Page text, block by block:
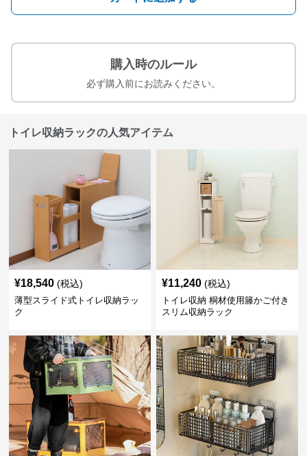
購入時のルール
必ず購入前にお読みください。
トイレ収納ラックの人気アイテム
¥18,540 (税込)
薄型スライド式トイレ収納ラッ
ク
¥11,240 (税込)
トイレ収納 桐材使用籐かご付き
スリム収納ラック